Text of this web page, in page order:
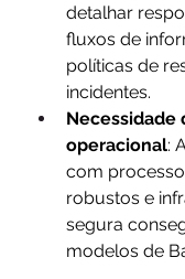
detalhar
fluxos de
políticas de
incidentes.
Necessidade
operacional:
com
robustos e
segura
modelos de